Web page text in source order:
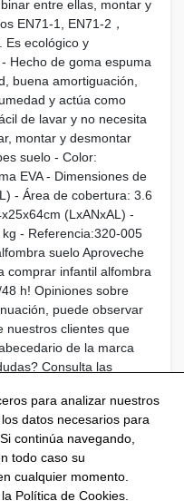
entre ellas, montar y
EN71-1, EN71-2，
Es ecológico y
Hecho de goma espuma
buena amortiguación,
y actúa como
de lavar y no necesita
montar y desmontar
suelo - Color:
EVA - Dimensiones de
- Área de cobertura: 3.6
(LxANxAL) -
- Referencia:320-005
suelo Aproveche
comprar infantil alfombra
h! Opiniones sobre
puede observar
nuestros clientes que
de la marca
Consulta las
para analizar nuestros
datos necesarios para
continúa navegando,
todo caso su
cualquier momento.
Política de Cookies